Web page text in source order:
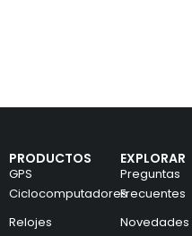
PRODUCTOS
GPS
Ciclocomputadores
Relojes
EXPLORAR
Preguntas
Frecuentes
Novedades